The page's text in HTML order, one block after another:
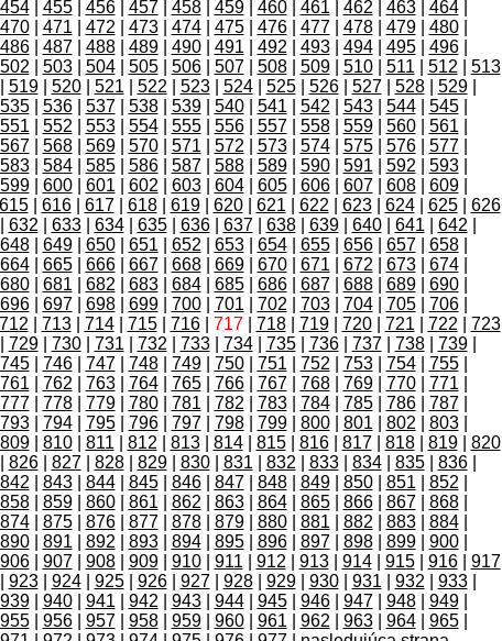
454| 455| 456| 457| 458| 459| 460| 461 462 463| 464|
470| 471 472 473| 474| 475| 476| 477| 478| 479| 480|
486| 487| 488| 489| 490| 491 492 493| 494| 495| 496|
502 503| 504| 505| 506| 507| 508| 509| 510| 511 512
513
519| 520| 521 522 523| 524| 525| 526| 527| 528| 529|
535| 536| 537| 538| 539| 540| 541 542 543| 544| 545|
551 552 553| 554| 555| 556| 557| 558| 559| 560| 561
567| 568| 569| 570| 571 572 573| 574| 575| 576| 577|
583| 584| 585| 586| 587| 588| 589| 590| 591 592 593|
599| 600| 601 602 603| 604| 605| 606| 607| 608| 609|
615| 616| 617| 618| 619| 620| 621 622 623| 624| 625| 626
632 633| 634| 635| 636| 637| 638| 639| 640| 641 642
648| 649| 650| 651 652 653| 654| 655| 656| 657| 658|
664| 665| 666| 667| 668| 669| 670| 671 672 673| 674|
680| 681 682 683| 684| 685| 686| 687| 688| 689| 690|
696| 697| 698| 699| 700| 701 702 703| 704| 705| 706|
712 713| 714| 715| 716| 717| 718| 719| 720| 721 722
723
729| 730| 731 732 733| 734| 735| 736| 737| 738| 739|
745| 746| 747| 748| 749| 750| 751 752 753| 754| 755|
761 762 763| 764| 765| 766| 767| 768| 769| 770| 771
777| 778| 779| 780| 781 782 783| 784| 785| 786| 787|
793| 794| 795| 796| 797| 798| 799| 800| 801 802 803|
809| 810| 811 812 813| 814| 815| 816| 817| 818| 819| 820
826| 827| 828| 829| 830| 831 832 833| 834| 835| 836|
842 843| 844| 845| 846| 847| 848| 849| 850| 851 852
858| 859| 860| 861 862 863| 864| 865| 866| 867| 868|
874| 875| 876| 877| 878| 879| 880| 881 882 883| 884|
890| 891 892 893| 894| 895| 896| 897| 898| 899| 900|
906| 907| 908| 909| 910| 911 912 913| 914| 915| 916| 917
923| 924| 925| 926| 927| 928| 929| 930| 931 932 933|
939| 940| 941 942 943| 944| 945| 946| 947| 948| 949|
955| 956| 957| 958| 959| 960| 961 962 963| 964| 965|